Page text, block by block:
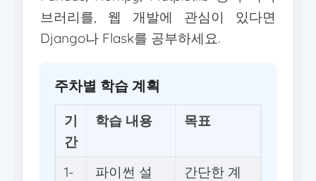
브러리를, 웹 개발에 관심이 있다면
Django나 Flask를 공부하세요.
주차별 학습 계획
기
간
학습 내용 목표
1-
파이썬 설
간단한 계